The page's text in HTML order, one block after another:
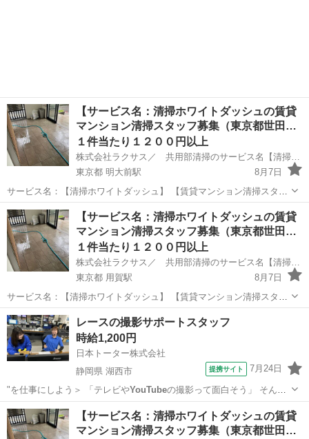
【サービス名：清掃ホワイトダッシュの賃貸
マンション清掃スタッフ募集（東京都世田…
１件当たり１２００円以上
株式会社ラクサス／ 共用部清掃のサービス名【清掃ホワイトダッシュ】
東京都 明大前駅
8月7日
サービス名：【清掃ホワイトダッシュ】 【賃貸マンション清掃スタッ
フ募集（東京都世田谷区松原）／賃貸１棟共用部清掃依頼オーナーの
方募集】※掲載写真はイメージ写真です。 弊社が不動産会社と提携し
て 小規模・中規模の賃貸...
東京 世田谷区 明大前駅 清掃 スタッフ
【サービス名：清掃ホワイトダッシュの賃貸
マンション清掃スタッフ募集（東京都世田…
１件当たり１２００円以上
株式会社ラクサス／ 共用部清掃のサービス名【清掃ホワイトダッシュ】
東京都 用賀駅
8月7日
サービス名：【清掃ホワイトダッシュ】 【賃貸マンション清掃スタッ
フ募集（東京都世田谷区用賀）／賃貸１棟共用部清掃依頼オーナーの
方募集】 ※掲載写真はイメージ写真です。 弊社が不動産会社と提携し
て 小規模・中規模の...
東京 世田谷区 用賀駅 清掃 スタッフ
レースの撮影サポートスタッフ
時給1,200円
日本トーター株式会社
静岡県 湖西市
提携サイト 7月24日
"を仕事にしよう＞ 「テレビやYouTubeの撮影って面白そう」 そんな
気持ち…
静岡 湖西市 その他
【サービス名：清掃ホワイトダッシュの賃貸
マンション清掃スタッフ募集（東京都世田…